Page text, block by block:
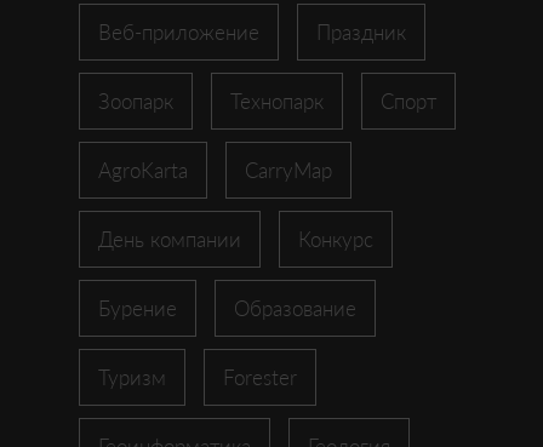
Веб-приложение Праздник
Зоопарк Технопарк Спорт
AgroKarta CarryMap
День компании Конкурс
Бурение Образование
Туризм Forester